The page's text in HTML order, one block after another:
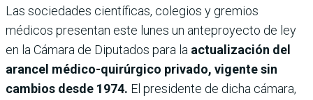
Las sociedades científicas, colegios y gremios
médicos presentan este lunes un anteproyecto de ley
en la Cámara de Diputados para la actualización del
arancel médico-quirúrgico privado, vigente sin
cambios desde 1974. El presidente de dicha cámara,